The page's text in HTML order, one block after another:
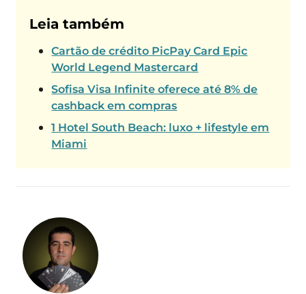
Leia também
Cartão de crédito PicPay Card Epic
World Legend Mastercard
Sofisa Visa Infinite oferece até 8% de
cashback em compras
1 Hotel South Beach: luxo + lifestyle em
Miami